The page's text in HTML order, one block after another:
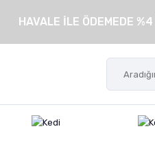
HAVALE İLE ÖDEMEDE